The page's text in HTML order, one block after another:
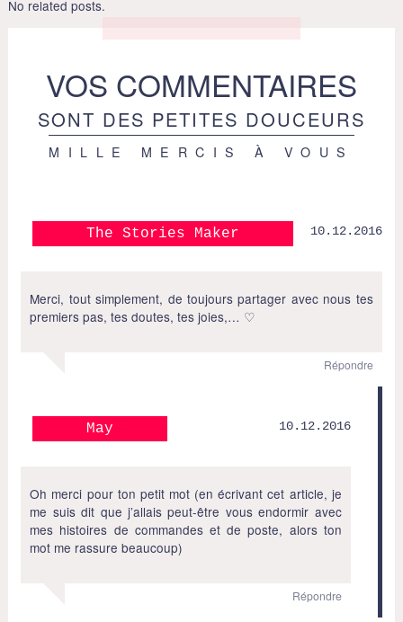
No related posts.
VOS COMMENTAIRES
SONT DES PETITES DOUCEURS
MILLE MERCIS À VOUS
The Stories Maker 10.12.2016
Merci, tout simplement, de toujours partager avec nous tes
premiers pas, tes doutes, tes joies,… ♡
Répondre
May 10.12.2016
Oh merci pour ton petit mot (en écrivant cet article, je
me suis dit que j’allais peut-être vous endormir avec
mes histoires de commandes et de poste, alors ton
mot me rassure beaucoup)
Répondre